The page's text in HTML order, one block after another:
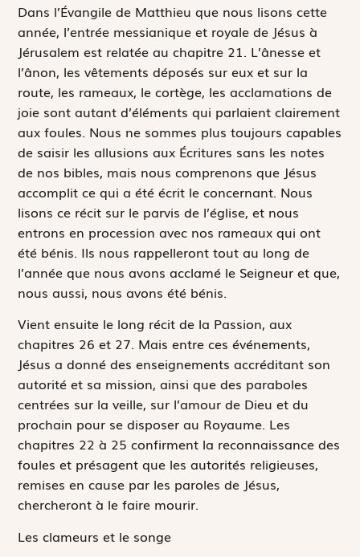
Dans l’Évangile de Matthieu que nous lisons cette
année, l’entrée messianique et royale de Jésus à
Jérusalem est relatée au chapitre 21. L’ânesse et
l’ânon, les vêtements déposés sur eux et sur la
route, les rameaux, le cortège, les acclamations de
joie sont autant d’éléments qui parlaient clairement
aux foules. Nous ne sommes plus toujours capables
de saisir les allusions aux Écritures sans les notes
de nos bibles, mais nous comprenons que Jésus
accomplit ce qui a été écrit le concernant. Nous
lisons ce récit sur le parvis de l’église, et nous
entrons en procession avec nos rameaux qui ont
été bénis. Ils nous rappelleront tout au long de
l’année que nous avons acclamé le Seigneur et que,
nous aussi, nous avons été bénis.
Vient ensuite le long récit de la Passion, aux
chapitres 26 et 27. Mais entre ces événements,
Jésus a donné des enseignements accréditant son
autorité et sa mission, ainsi que des paraboles
centrées sur la veille, sur l’amour de Dieu et du
prochain pour se disposer au Royaume. Les
chapitres 22 à 25 confirment la reconnaissance des
foules et présagent que les autorités religieuses,
remises en cause par les paroles de Jésus,
chercheront à le faire mourir.
Les clameurs et le songe